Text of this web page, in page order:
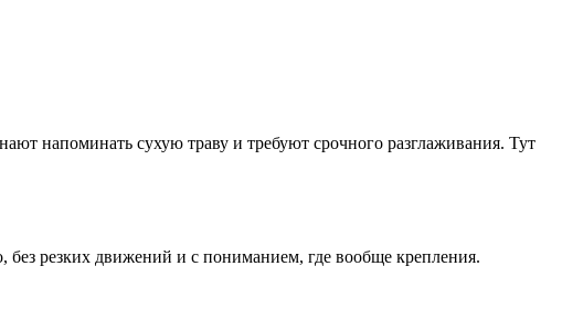
напоминать сухую траву и требуют срочного разглаживания. Тут
резких движений и с пониманием, где вообще крепления.